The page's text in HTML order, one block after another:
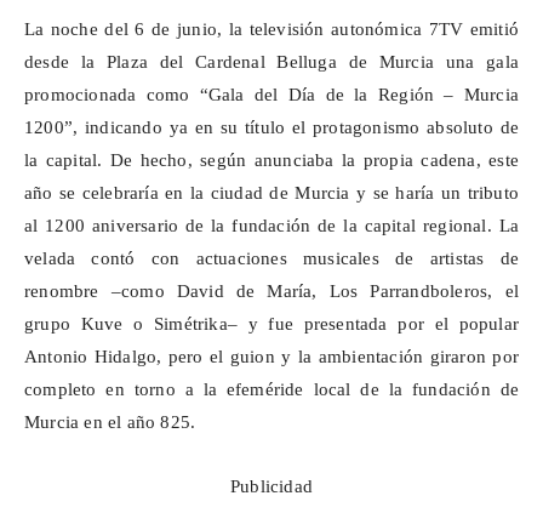
La noche del 6 de junio, la televisión autonómica 7TV emitió
desde la Plaza del Cardenal Belluga de Murcia una gala
promocionada como “Gala del Día de la Región – Murcia
1200”, indicando ya en su título el protagonismo absoluto de
la capital. De hecho, según anunciaba la propia cadena, este
año se celebraría en la ciudad de Murcia y se haría un tributo
al 1200 aniversario de la fundación de la capital regional. La
velada contó con actuaciones musicales de artistas de
renombre –como David de María, LosParrandboleros, el
grupo Kuve o Simétrika– y fue presentada por el popular
Antonio Hidalgo, pero el guion y la ambientación giraron por
completo en torno a la efeméride local de la fundación de
Murcia en el año 825.
Publicidad